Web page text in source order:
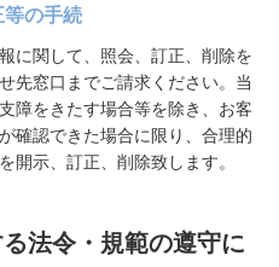
等の手続
に関して、照会、訂正、削除を
先窓口までご請求ください。当
障をきたす場合等を除き、お客
確認できた場合に限り、合理的
開示、訂正、削除致します。
法令・規範の遵守に